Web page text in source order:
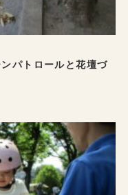
パトロールと花壇づ